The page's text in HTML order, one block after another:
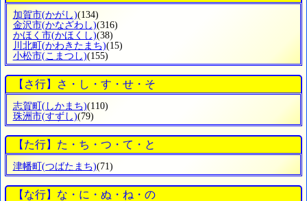
加賀市(かがし)(134)
金沢市(かなざわし)(316)
かほく市(かほくし)(38)
川北町 (かわきたまち)(15)
小松市(こまつし)(155)
【さ行】さ・し・す・せ・そ
志賀町 (しかまち)(110)
珠洲市(すずし)(79)
【た行】た・ち・つ・て・と
津幡町(つばたまち)(71)
【な行】な・に・ぬ・ね・の